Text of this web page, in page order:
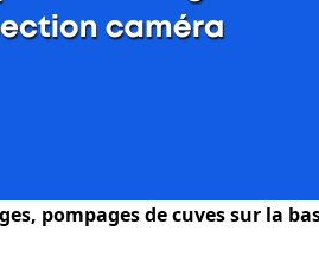
pompages de cuves sur la